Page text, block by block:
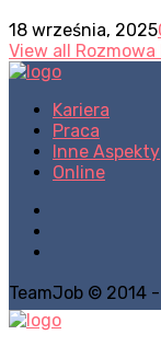
18 września, 2025
View all
Kariera
Praca
Inne Aspekty
Online
TeamJob © 2014